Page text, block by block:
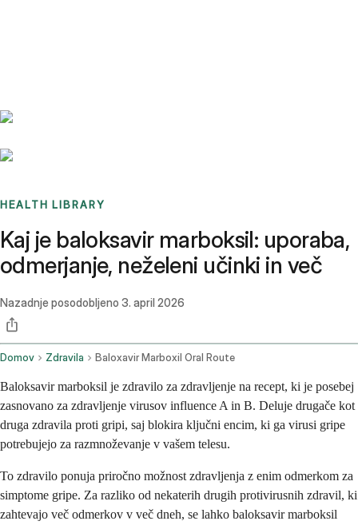
HEALTH LIBRARY
Kaj je baloksavir marboksil: uporaba,
odmerjanje, neželeni učinki in več
Nazadnje posodobljeno 3. april 2026
Domov Zdravila Baloxavir Marboxil Oral Route
Baloksavir marboksil je zdravilo za zdravljenje na recept, ki je posebej
zasnovano za zdravljenje virusov influence A in B. Deluje drugače kot
druga zdravila proti gripi, saj blokira ključni encim, ki ga virusi gripe
potrebujejo za razmnoževanje v vašem telesu.
To zdravilo ponuja priročno možnost zdravljenja z enim odmerkom za
simptome gripe. Za razliko od nekaterih drugih protivirusnih zdravil, ki
zahtevajo več odmerkov v več dneh, se lahko baloksavir marboksil